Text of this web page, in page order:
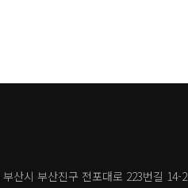
부산시 부산진구 전포대로 223번길 14-